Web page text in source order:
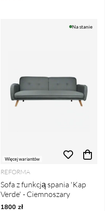
Więcej wariantów
Na stanie
REFORMA
Sofa z funkcją spania 'Kap
Verde' - Ciemnoszary
1800 zł